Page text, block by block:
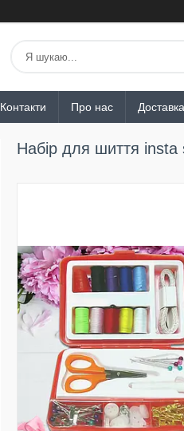
Контакти Про нас
Набір для шиття insta